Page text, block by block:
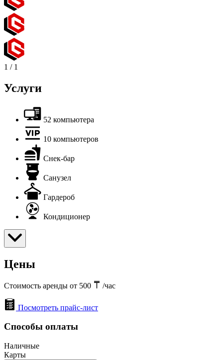
1 / 1
Услуги
52 компьютера
10 компьютеров
Снек-бар
Санузел
Гардероб
Кондиционер
Цены
Стоимость аренды от 500 /час
Посмотреть прайс-лист
Способы оплаты
Наличные
Карты